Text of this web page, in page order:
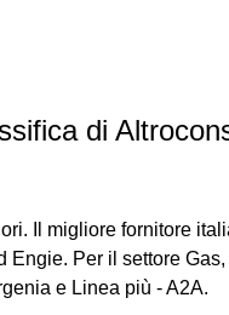
di
Il migliore fornitore
Per il settore
e Linea più - A2A.